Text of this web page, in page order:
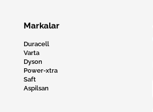
Markalar
Duracell
Varta
Dyson
Power-xtra
Saft
Aspilsan